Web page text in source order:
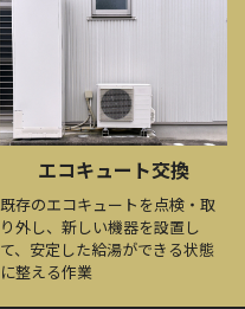
エコキュート交換
既存のエコキュートを点検・取
り外し、新しい機器を設置し
て、安定した給湯ができる状態
に整える作業